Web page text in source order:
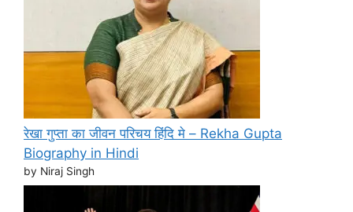
रेखा गुप्ता का जीवन परिचय हिंदि मे – Rekha Gupta
Biography in Hindi
by Niraj Singh